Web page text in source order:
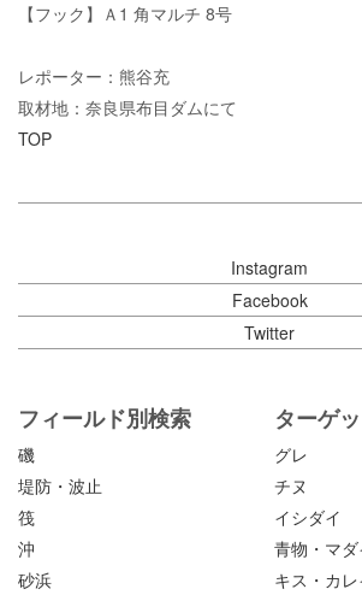
【フック】Ａ1 角マルチ 8号
レポーター：熊谷充
取材地：奈良県布目ダムにて
TOP
Instagram
Facebook
Twitter
フィールド別検索
磯
堤防・波止
筏
沖
砂浜
ターゲ
グレ
チヌ
イシダイ
青物・マダ
キス・カレ